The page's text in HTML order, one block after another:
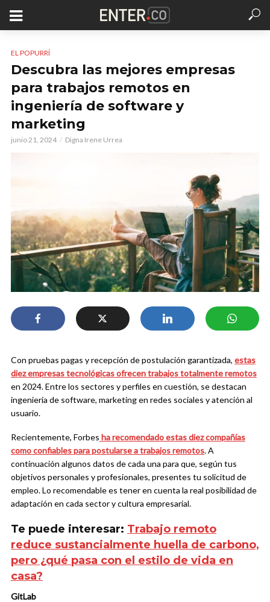
EL POPURRÍ
Descubra las mejores empresas
para trabajos remotos en
ingeniería de software y
marketing
junio 21, 2024 Digna Irene Urrea
Con pruebas pagas y recepción de postulación garantizada, estas
diez empresas tecnológicas ofrecen trabajos totalmente remotos
en 2024. Entre los sectores y perfiles en cuestión, se destacan
ingeniería de software, marketing en redes sociales y atención al
usuario.
Recientemente, Forbes ha recomendado estas diez compañías
como confiables para postularse a trabajos remotos. A
continuación algunos datos de cada una para que, según tus
objetivos personales y profesionales, presentes tu solicitud de
empleo. Lo recomendable es tener en cuenta la real posibilidad de
adaptación en cada sector y cultura empresarial.
Te puede interesar: Trabajo remoto
reduce sustancialmente huella de carbono,
pero ¿qué pasa con el estilo de vida en
casa?
GitLab